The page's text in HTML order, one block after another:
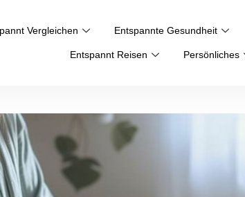
Vergleichen Entspannte Gesundheit
Entspannt Reisen Persönliches